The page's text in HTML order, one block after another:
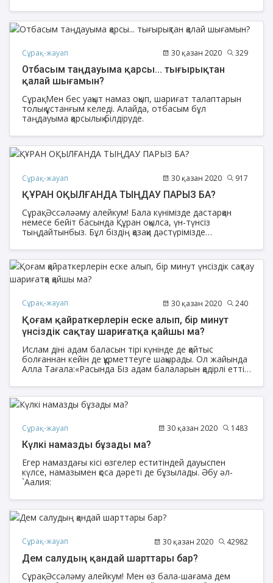
Сұрақ-жауап 30 қазан 2020 329
Отбасым таңдауыма қарсы... тығырықтан
қалай шығамын?
Сұрақ: Мен бес уақыт намаз оқып, шариғат талаптарын
толық ұстанғым келеді. Алайда, отбасым бұл
таңдауыма қарсылық білдіруде.
Сұрақ-жауап 30 қазан 2020 917
ҚҰРАН ОҚЫЛҒАНДА ТЫҢДАУ ПАРЫЗ БА?
Сұрақ: Әссәләәму алейкум! Бала күнімізде дастарқан
немесе бейіт басында Құран оқылса, үн-түнсіз
тыңдайтынбыз. Бұл біздің қазақи дәстүрімізде
кейбіреулер Құран оқылып жатса, күбір-күбір
әңгімелесіп, қала берсе қарқылдап күліп отырады.
Білмейтін болар дейін десем, қазақи тәрбиені
барлығымыз көрдік. Мұндай қылық көбінесе намазхандар
тізерлеп отыра қалып тыңдайды. Әлде, біз білмейтін
бір ереже бар ма?
Сұрақ-жауап 30 қазан 2020 240
Қоғам қайраткерлерін еске алып, бір минут
үнсіздік сақтау шариғатқа қайшы ма?
Ислам діні адам баласын тірі күнінде де қайтыс
болғаннан кейін де құрметтеуге шақырады. Ол жайында
Алла Тағала:«Расында Біз адам балаларын қадірлі еттік.
оларға адал ырыздықтар бердік. Оларды Өзіміз
жаратқан көп нәрседен абзал еттік»[1], - дейді
Сұрақ-жауап 30 қазан 2020 1483
Күлкі намазды бұзады ма?
Егер намаздағы кісі өзгелер еститіндей дауыспен
күлсе, намазымен қоса дәреті де бұзылады. Әбу әл-
`Аалия:
Сұрақ-жауап 30 қазан 2020 42982
Дем салудың қандай шарттары бар?
Сұрақ: Әссәләму алейкум! Мен өз бала-шағама дем